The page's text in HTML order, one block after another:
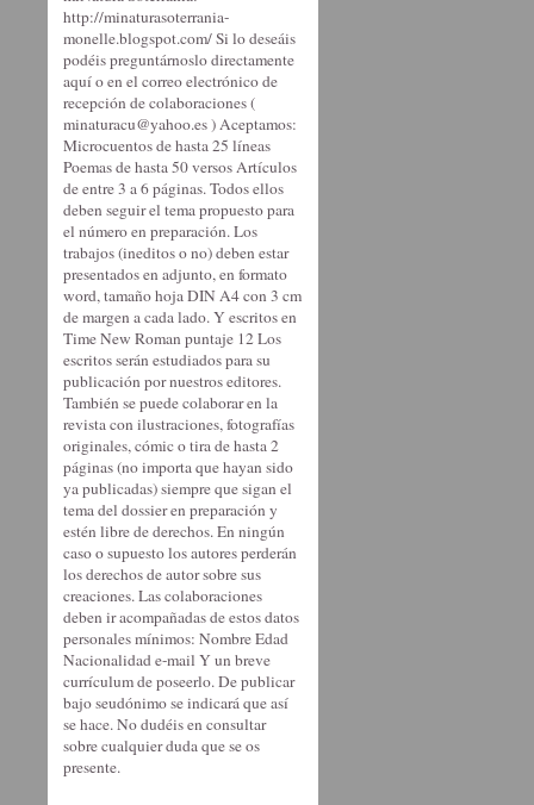
http://minaturasoterrania-
monelle.blogspot.com/ Si lo deseáis
podéis preguntárnoslo directamente
aquí o en el correo electrónico de
recepción de colaboraciones (
minaturacu@yahoo.es ) Aceptamos:
Microcuentos de hasta 25 líneas
Poemas de hasta 50 versos Artículos
de entre 3 a 6 páginas. Todos ellos
deben seguir el tema propuesto para
el número en preparación. Los
trabajos (ineditos o no) deben estar
presentados en adjunto, en formato
word, tamaño hoja DIN A4 con 3 cm
de margen a cada lado. Y escritos en
Time New Roman puntaje 12 Los
escritos serán estudiados para su
publicación por nuestros editores.
También se puede colaborar en la
revista con ilustraciones, fotografías
originales, cómic o tira de hasta 2
páginas (no importa que hayan sido
ya publicadas) siempre que sigan el
tema del dossier en preparación y
estén libre de derechos. En ningún
caso o supuesto los autores perderán
los derechos de autor sobre sus
creaciones. Las colaboraciones
deben ir acompañadas de estos datos
personales mínimos: Nombre Edad
Nacionalidad e-mail Y un breve
currículum de poseerlo. De publicar
bajo seudónimo se indicará que así
se hace. No dudéis en consultar
sobre cualquier duda que se os
presente.